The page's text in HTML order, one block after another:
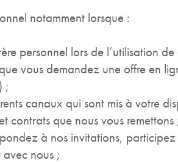
notamment lorsque :
personnel lors de l’utilisation
vous demandez une offre en
;
canaux qui sont mis à votre
que nous vous remettons
à nos invitations, participez
nous ;